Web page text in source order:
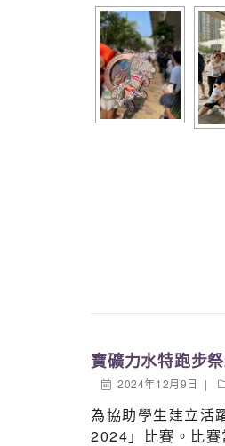
寶礦力水特跑步
2024年12月9日
為協助學生建立活
2024」比賽。比